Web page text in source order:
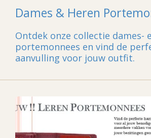
Dames & Heren
Ontdek onze collectie dames-
portemonnees en vind de
aanvulling voor jouw outfit.